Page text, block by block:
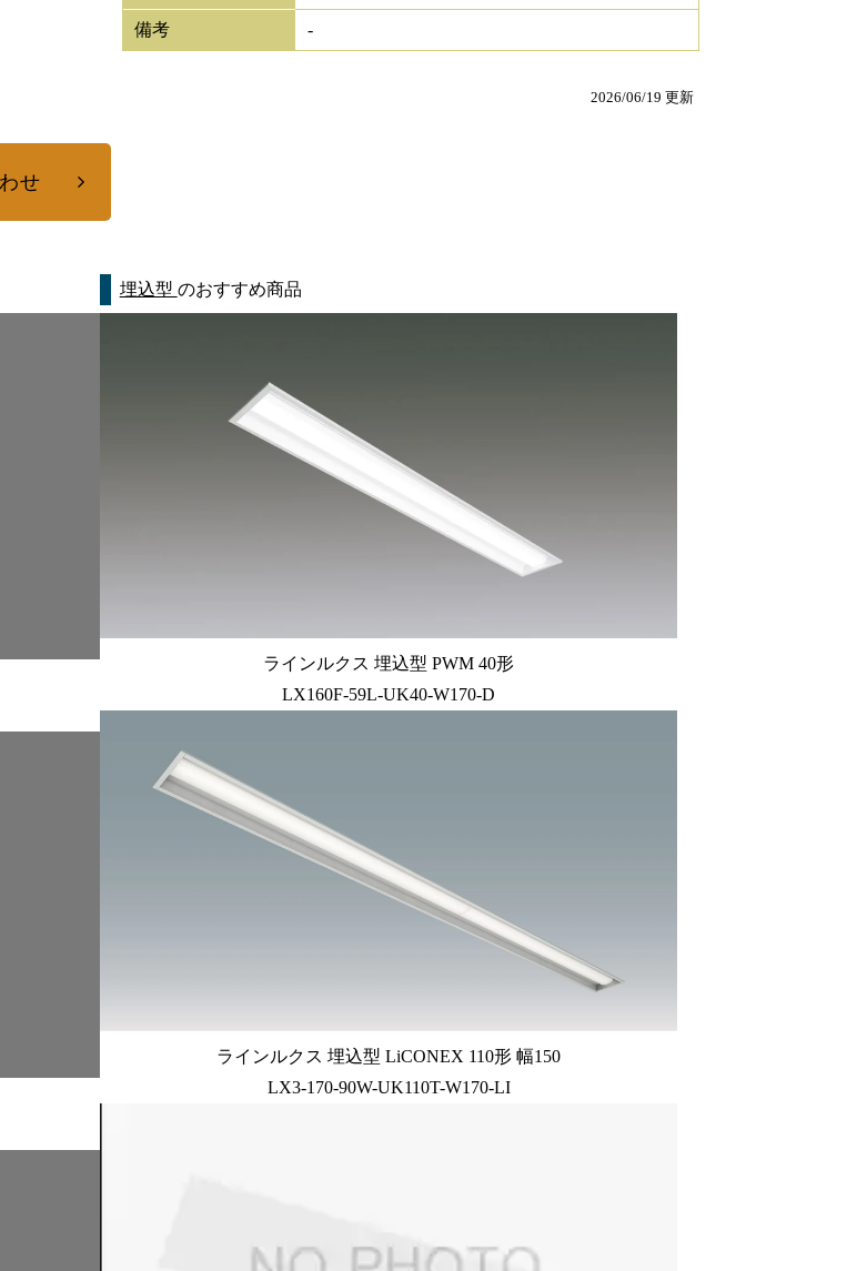
備考 -
2026/06/19 更新
せ
埋込型 のおすすめ商品
ラインルクス 埋込型 PWM 40形
LX160F-59L-UK40-W170-D
ラインルクス 埋込型 LiCONEX 110形 幅150
LX3-170-90W-UK110T-W170-LI